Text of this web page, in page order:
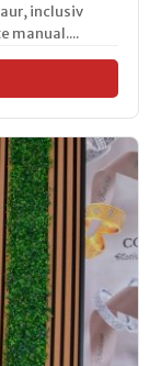
inclusiv
manual....